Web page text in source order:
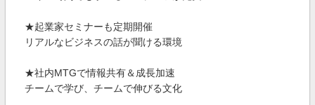
★起業家セミナーも定期開催
リアルなビジネスの話が聞ける環境
★社内MTGで情報共有＆成長加速
チームで学び、チームで伸びる文化